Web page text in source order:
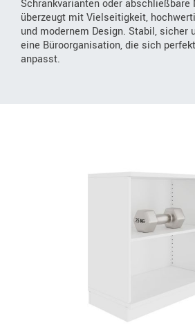
Schrankvarianten oder
überzeugt mit Vielseitigkeit,
und modernem Design. Stabil, sicher
eine Büroorganisation, die sich
anpasst.